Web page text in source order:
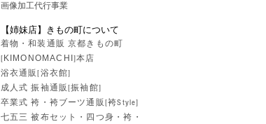
​画像加工代行事業
【姉妹店】きもの町について
着物・和装通販 京都きもの町
[ KIMONOMACHI ]本店
浴衣通販[浴衣館]
成人式 振袖通販[振袖館]
卒業式 袴・袴ブーツ通販 [袴Style]
七五三 被布セット・四つ身・袴・